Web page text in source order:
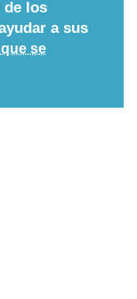
de los
a sus
se